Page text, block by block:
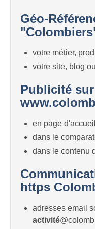
Géo-
votre métier,
votre site, blog
Publicité
en page
dans le
dans le contenu
https
adresses email
activité